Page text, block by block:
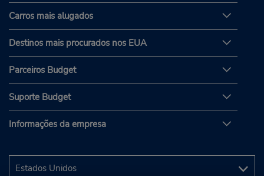
Carros mais alugados
Destinos mais procurados nos EUA
Parceiros Budget
Suporte Budget
Informações da empresa